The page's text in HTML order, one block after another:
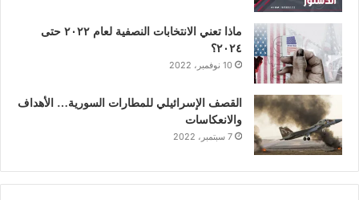
ماذا تعني الانتخابات النصفية لعام ٢٠٢٢ حتى
٢٠٢٤؟
10 نوفمبر، 2022
القصف الإسرائيلي للمطارات السورية… الأهداف
والانعكاسات
7 سبتمبر، 2022